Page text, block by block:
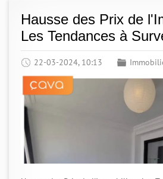
Hausse des Prix de
Les Tendances à
22-03-2024, 10:13